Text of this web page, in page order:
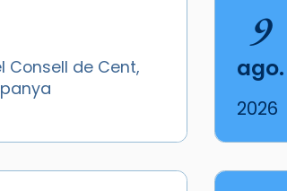
Consell de Cent,
9
ago.
2026